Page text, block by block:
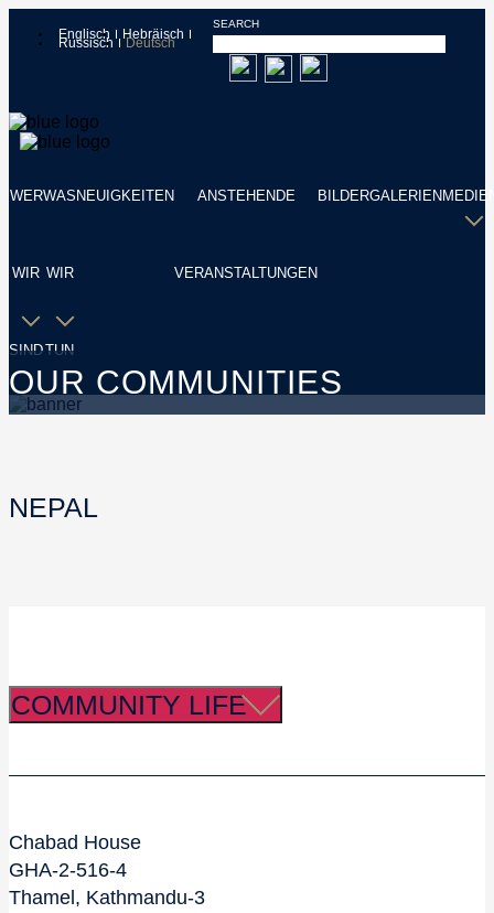
Englisch Hebräisch
Russisch Deutsch
SEARCH
WER
WIR
SIND
WAS
WIR
TUN
NEUIGKEITEN ANSTEHENDE
VERANSTALTUNGEN
BILDERGALERIEN
OUR COMMUNITIES
NEPAL
COMMUNITY LIFE
Chabad House
GHA-2-516-4
Thamel, Kathmandu-3